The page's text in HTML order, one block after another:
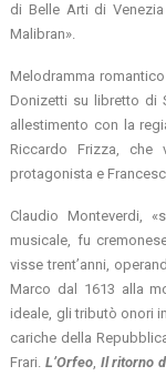
di Belle Arti di
Malibran».
Melodramma
Donizetti su libretto di
allestimento con la
Riccardo Frizza, che
protagonista e
Claudio Monteverdi,
musicale, fu
visse trent’anni,
Marco dal 1613 alla
ideale, gli tributò onori
cariche della
Frari.L’Orfeo, Il ritorno